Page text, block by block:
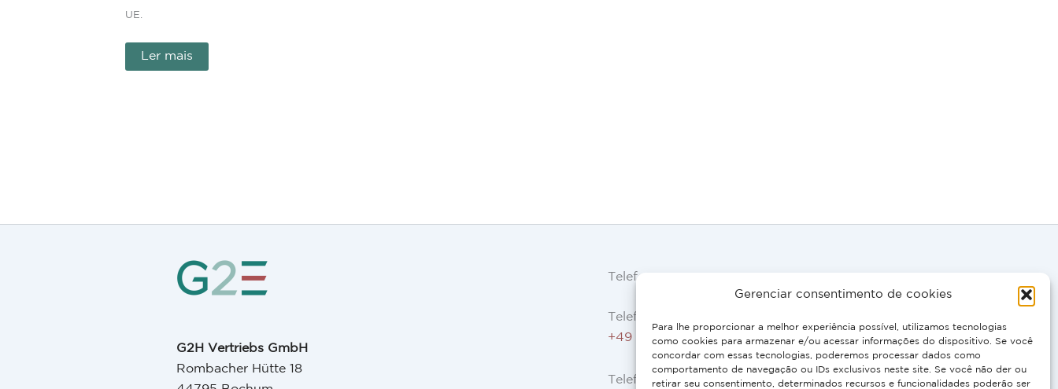
Gerenciar consentimento de cookies
Para lhe proporcionar a melhor experiência possível, utilizamos tecnologias
como cookies para armazenar e/ou acessar informações do dispositivo. Se você
concordar com essas tecnologias, poderemos processar dados como
comportamento de navegação ou IDs exclusivos neste site. Se você não der ou
retirar seu consentimento, determinados recursos e funcionalidades poderão ser
UE.
Ler mais
G2H Vertriebs GmbH
Rombacher Hütte 18
Telefone
Telefone AT, DE, EN:
+49 9503 5044 0695
Telefone ES, FR, IT, PT: